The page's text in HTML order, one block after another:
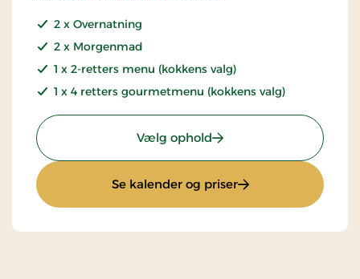
2 x Overnatning
2 x Morgenmad
1 x 2-retters menu (kokkens valg)
1 x 4 retters gourmetmenu (kokkens valg)
Vælg ophold: Kroophold - 4 retters
Se kalender og priser: Kroophold - 4